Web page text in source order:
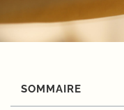
SOMMAIRE